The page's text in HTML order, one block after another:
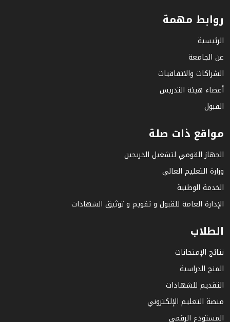
روابط مهمة
الرئيسية
عن الجامعة
الشراكات والاتفاقيات
أعضاء هيئة التدريس
القبول
مواقع ذات صلة
الجهاز القومي لتشغيل الخريجين
وزارة التعليم العالي
الخدمة الوطنية
الإدارة العامة للقبول و تقويم و توثيق الشهادات
الطلاب
نتائج الإمتحانات
المنح الدراسية
التقديم للشهادات
منصة التعليم الإلكتروني
المستودع الرقمي